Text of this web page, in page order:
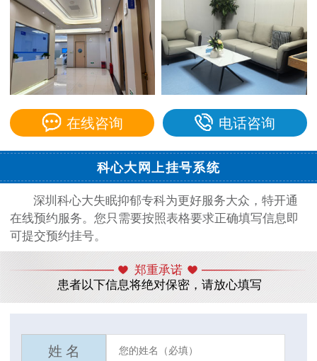
在线咨询 电话咨询
科心大网上挂号系统
深圳科心大失眠抑郁专科为更好服务大众，特开通
在线预约服务。您只需要按照表格要求正确填写信息即
可提交预约挂号。
郑重承诺
患者以下信息将绝对保密，请放心填写
姓 名